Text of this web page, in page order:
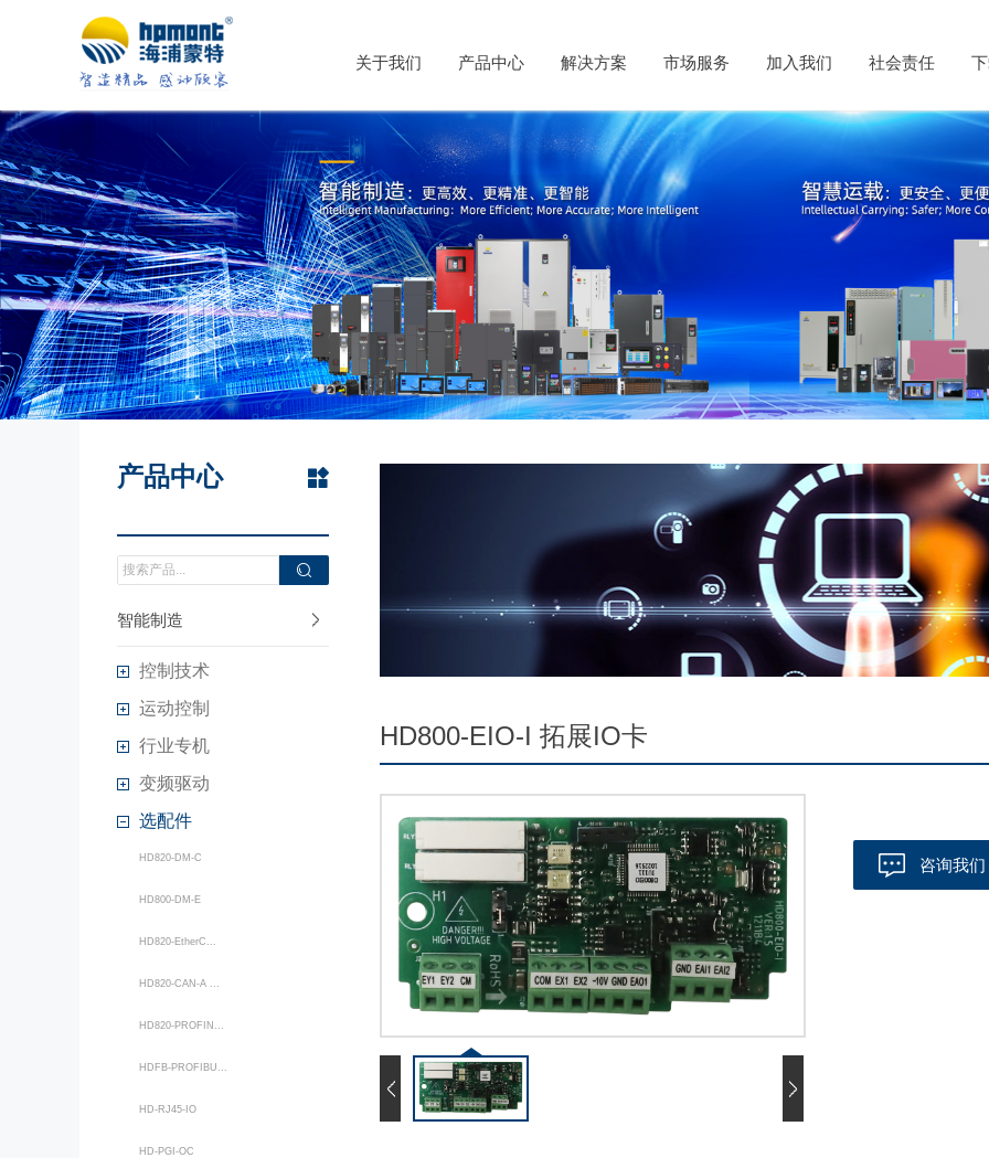
关于我们 产品中心 解决方案 市场服务 加入我们 社会责任
产品中心
智能制造
控制技术
运动控制
行业专机
变频驱动
选配件
HD820-DM-C
HD800-DM-E
HD820-EtherC...
HD820-CAN-A ...
HD820-PROFIN...
HDFB-PROFIBU...
HD-RJ45-IO
HD-PGI-OC
HD800-EIO-I 拓展IO卡
咨询我们